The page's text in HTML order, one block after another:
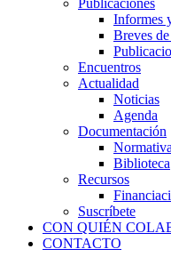
Publicaciones
Informes
Breves
Encuentros
Actualidad
Noticias
Agenda
Documentación
Normativa
Biblioteca
Recursos
Suscríbete
CON QUIÉN
CONTACTO